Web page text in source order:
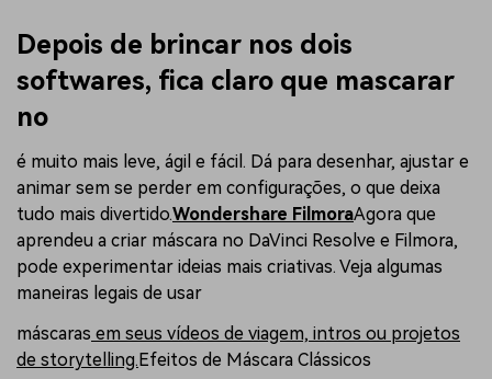
Depois de brincar nos dois
softwares, fica claro que mascarar
no
é muito mais leve, ágil e fácil. Dá para desenhar, ajustar e
animar sem se perder em configurações, o que deixa
tudo mais divertido.Wondershare FilmoraAgora que
aprendeu a criar máscara no DaVinci Resolve e Filmora,
pode experimentar ideias mais criativas. Veja algumas
maneiras legais de usar
máscaras em seus vídeos de viagem, intros ou projetos
de storytelling.Efeitos de Máscara Clássicos